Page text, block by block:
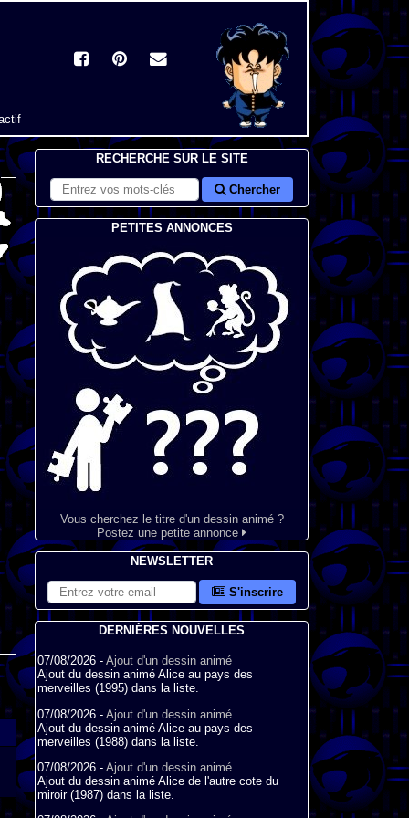
RECHERCHE SUR LE SITE
Chercher
PETITES ANNONCES
Vous cherchez le titre d'un dessin animé ?
Postez une petite annonce
NEWSLETTER
S'inscrire
DERNIÈRES NOUVELLES
07/08/2026 - Ajout d'un dessin animé
Ajout du dessin animé Alice au pays des
merveilles (1995) dans la liste.
07/08/2026 - Ajout d'un dessin animé
Ajout du dessin animé Alice au pays des
merveilles (1988) dans la liste.
07/08/2026 - Ajout d'un dessin animé
Ajout du dessin animé Alice de l'autre cote du
miroir (1987) dans la liste.